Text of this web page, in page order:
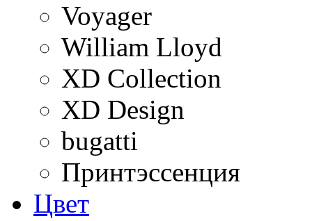
Voyager
William Lloyd
XD Collection
XD Design
bugatti
Принтэссенция
Цвет